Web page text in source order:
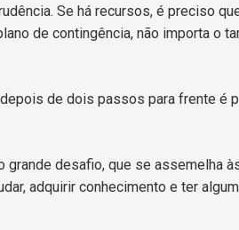
Se há recursos, é preciso
de contingência, não importa o
de dois passos para frente é
grande desafio, que se assemelha
adquirir conhecimento e ter